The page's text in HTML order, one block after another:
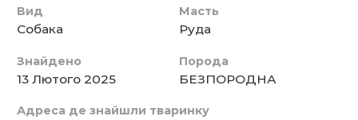
Вид
Собака
Масть
Руда
Знайдено
13 Лютого 2025
Порода
БЕЗПОРОДНА
Адреса де знайшли тваринку